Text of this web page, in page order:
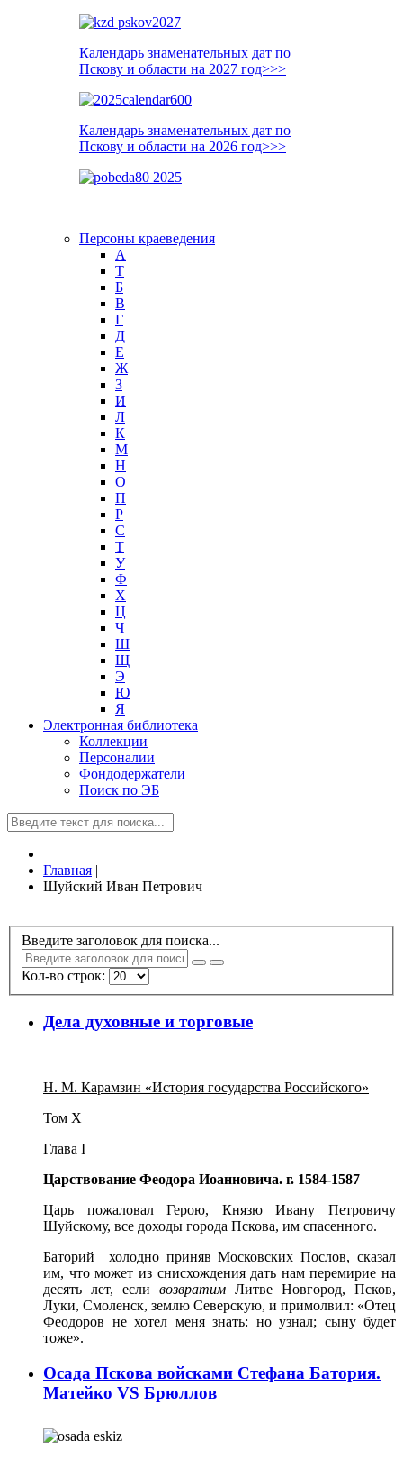
Календарь знаменательных дат по
Пскову и области на 2027 год>>>
Календарь знаменательных дат по
Пскову и области на 2026 год>>>
Персоны краеведения
А
T
Б
В
Г
Д
Е
Ж
З
И
Л
К
М
Н
О
П
Р
С
Т
У
Ф
Х
Ц
Ч
Ш
Щ
Э
Ю
Я
Электронная библиотека
Коллекции
Персоналии
Фондодержатели
Поиск по ЭБ
Главная |
Шуйский Иван Петрович
Введите заголовок для поиска...
Кол-во строк:
Дела духовные и торговые
Н. М. Карамзин «История государства Российского»
Том X
Глава I
Царствование Феодора Иоанновича. г. 1584-1587
Царь пожаловал Герою, Князю Ивану Петровичу
Шуйскому, все доходы города Пскова, им спасенного.
Баторий холодно приняв Московских Послов, сказал
им, что может из снисхождения дать нам перемирие на
десять лет, если возвратим Литве Новгород, Псков,
Луки, Смоленск, землю Северскую, и примолвил: «Отец
Феодоров не хотел меня знать: но узнал; сыну будет
тоже».
Осада Пскова войсками Стефана Батория.
Матейко VS Брюллов